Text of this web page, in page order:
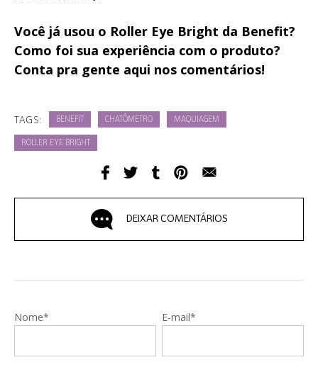
Você já usou o Roller Eye Bright da Benefit?
Como foi sua experiência com o produto?
Conta pra gente aqui nos comentários!
TAGS: BENEFIT CHATÔMETRO MAQUIAGEM
ROLLER EYE BRIGHT
DEIXAR COMENTÁRIOS
Nome* E-mail*